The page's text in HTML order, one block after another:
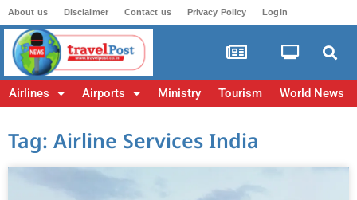
About us Disclaimer Contact us Privacy Policy Login
Airlines Airports Ministry Tourism World News
Tag: Airline Services India